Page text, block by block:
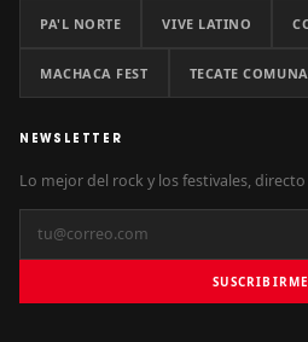
PA'L NORTE VIVE LATINO
MACHACA FEST TECATE COMUNA
NEWSLETTER
Lo mejor del rock y los festivales,